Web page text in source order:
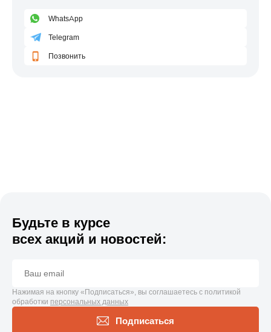
WhatsApp
Telegram
Позвонить
Будьте в курсе
всех акций и новостей:
Нажимая на кнопку «Подписаться», вы соглашаетесь с политикой
обработки персональных данных
Подписаться